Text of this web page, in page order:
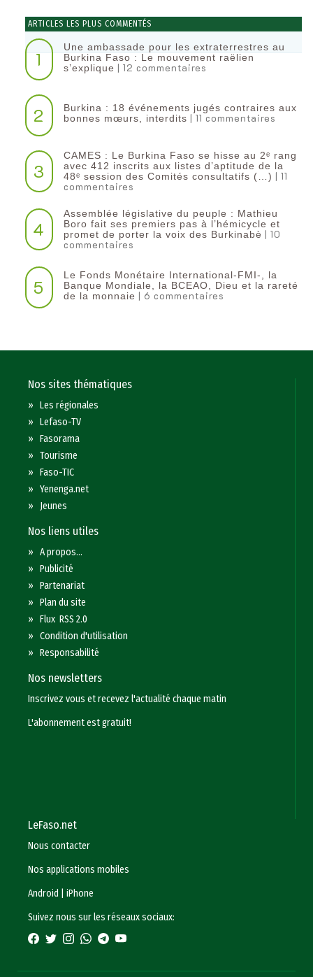
ARTICLES LES PLUS COMMENTÉS
1
Une ambassade pour les extraterrestres au
Burkina Faso : Le mouvement raëlien
s’explique | 12 commentaires
2
Burkina : 18 événements jugés contraires aux
bonnes mœurs, interdits | 11 commentaires
3
CAMES : Le Burkina Faso se hisse au 2ᵉ rang
avec 412 inscrits aux listes d’aptitude de la
48ᵉ session des Comités consultatifs (…) | 11
commentaires
4
Assemblée législative du peuple : Mathieu
Boro fait ses premiers pas à l’hémicycle et
promet de porter la voix des Burkinabè | 10
commentaires
5
Le Fonds Monétaire International-FMI-, la
Banque Mondiale, la BCEAO, Dieu et la rareté
de la monnaie | 6 commentaires
Nos sites thématiques
»Les régionales
»Lefaso-TV
»Fasorama
»Tourisme
»Faso-TIC
»Yenenga.net
» Jeunes
Nos liens utiles
»A propos...
»Publicité
»Partenariat
»Plan du site
»Flux RSS 2.0
»Condition d'utilisation
»Responsabilité
Nos newsletters
Inscrivez vous et recevez l'actualité chaque matin
L'abonnement est gratuit!
LeFaso.net
Nous contacter
Nos applications mobiles
Android
|iPhone
Suivez nous sur les réseaux sociaux: